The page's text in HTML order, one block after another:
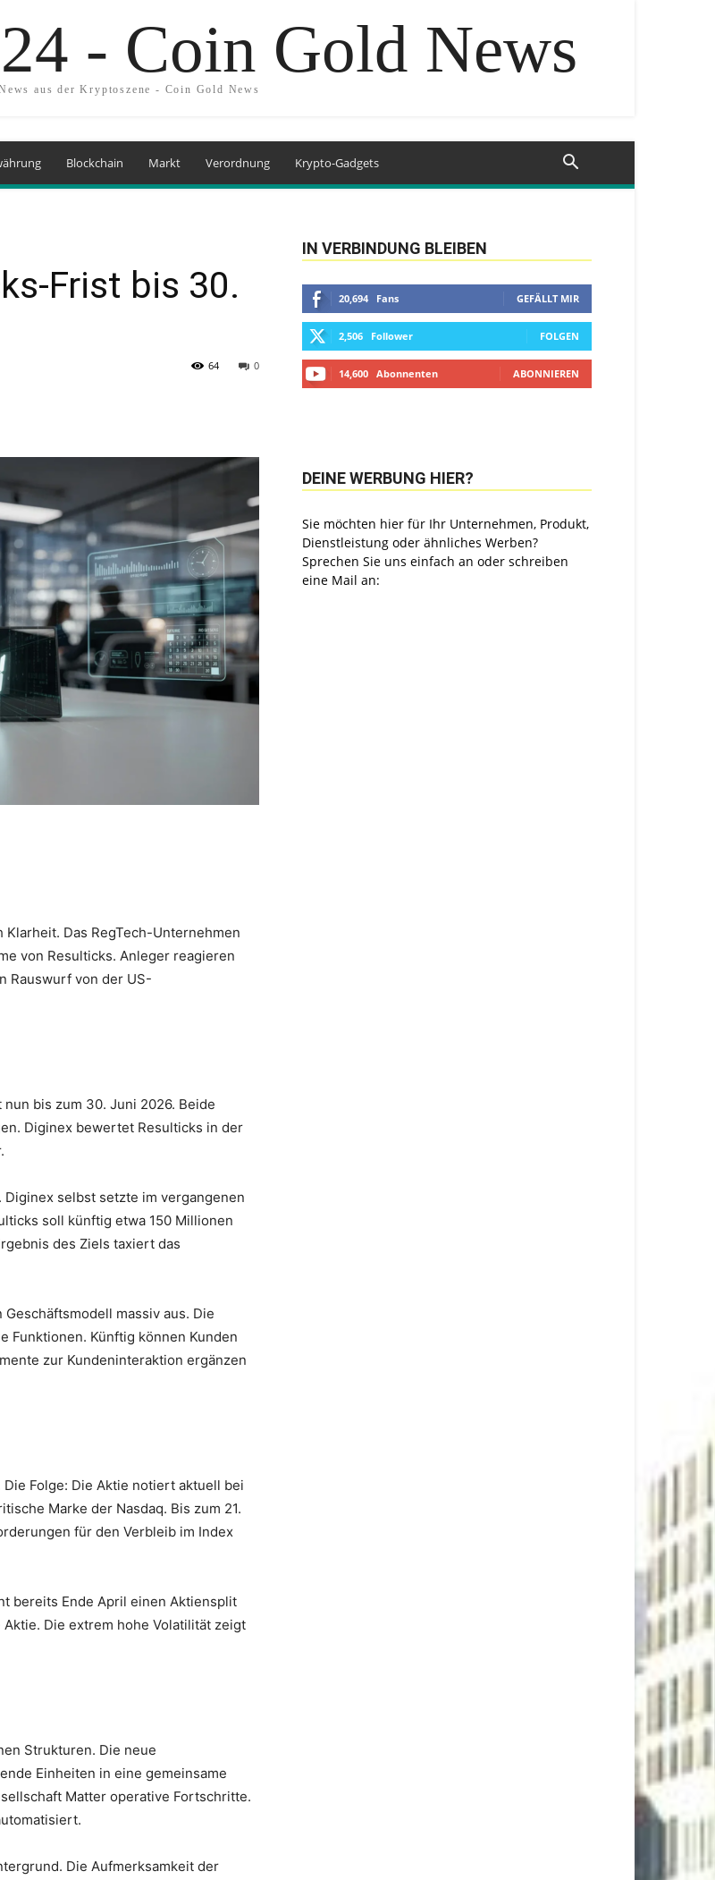
- Coin Gold News
aus der Kryptoszene - Coin Gold News
Blockchain Markt Verordnung Krypto-Gadgets
Frist bis 30.
0
64
Das RegTech-Unternehmen
von Resulticks. Anleger reagieren
Rauswurf von der US-
bis zum 30. Juni 2026. Beide
Diginex bewertet Resulticks in der
selbst setzte im vergangenen
soll künftig etwa 150 Millionen
des Ziels taxiert das
massiv aus. Die
Funktionen. Künftig können Kunden
zur Kundeninteraktion ergänzen
Folge: Die Aktie notiert aktuell bei
Marke der Nasdaq. Bis zum 21.
für den Verbleib im Index
bereits Ende April einen Aktiensplit
Die extrem hohe Volatilität zeigt
Strukturen. Die neue
Einheiten in eine gemeinsame
Matter operative Fortschritte.
Die Aufmerksamkeit der
IN VERBINDUNG BLEIBEN
20,694 Fans GEFÄLLT MIR
2,506 Follower FOLGEN
14,600 Abonnenten ABONNIEREN
DEINE WERBUNG HIER?
Sie möchten hier für Ihr Unternehmen, Produkt,
Dienstleistung oder ähnliches Werben?
Sprechen Sie uns einfach an oder schreiben
eine Mail an: